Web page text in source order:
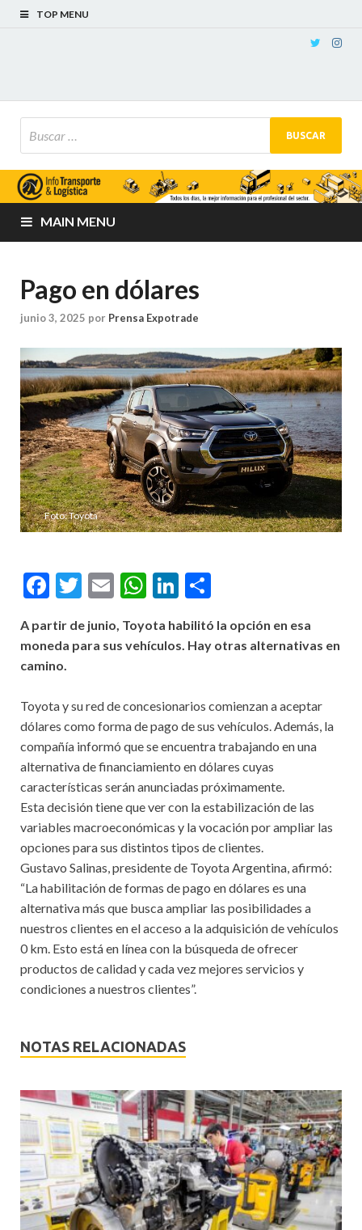
TOP MENU
MAIN MENU
Pago en dólares
junio 3, 2025 por Prensa Expotrade
Foto: Toyota
Facebook
Twitter
EmailWhatsApp
LinkedIn
A partir de junio, Toyota habilitó la opción en esa
moneda para sus vehículos. Hay otras alternativas en
camino.
Toyota y su red de concesionarios comienzan a aceptar
dólares como forma de pago de sus vehículos. Además, la
compañía informó que se encuentra trabajando en una
alternativa de financiamiento en dólares cuyas
características serán anunciadas próximamente.
Esta decisión tiene que ver con la estabilización de las
variables macroeconómicas y la vocación por ampliar las
opciones para sus distintos tipos de clientes.
Gustavo Salinas, presidente de Toyota Argentina, afirmó:
“La habilitación de formas de pago en dólares es una
alternativa más que busca ampliar las posibilidades a
nuestros clientes en el acceso a la adquisición de vehículos
0 km. Esto está en línea con la búsqueda de ofrecer
productos de calidad y cada vez mejores servicios y
condiciones a nuestros clientes”.
NOTAS RELACIONADAS